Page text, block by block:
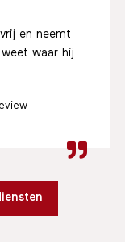
en neemt
waar hij